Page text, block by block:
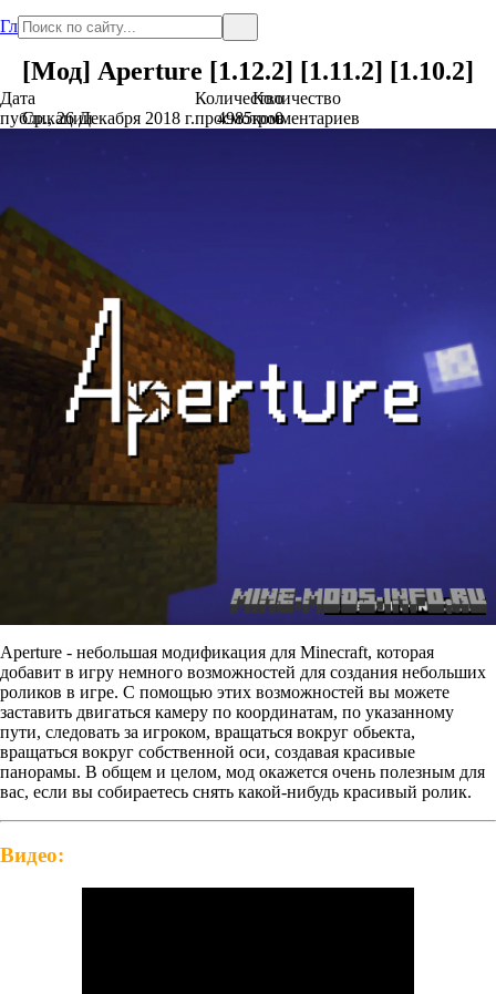
Главная
[Мод] Aperture [1.12.2] [1.11.2] [1.10.2]
Дата
публикации
Ср., 26 Декабря 2018 г.
Количество
просмотров
4985
Количество
комментариев
0
Aperture - небольшая модификация для Minecraft, которая
добавит в игру немного возможностей для создания небольших
роликов в игре. С помощью этих возможностей вы можете
заставить двигаться камеру по координатам, по указанному
пути, следовать за игроком, вращаться вокруг обьекта,
вращаться вокруг собственной оси, создавая красивые
панорамы. В общем и целом, мод окажется очень полезным для
вас, если вы собираетесь снять какой-нибудь красивый ролик.
Видео: